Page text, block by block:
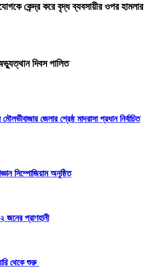
কেন্দ্র করে বৃদ্ধ ব্যবসায়ীর ওপর হামলার
দিবস পালিত
জেলার শ্রেষ্ঠ মাদরাসা প্রধান নির্বাচিত
সিম্পোজিয়াম অনুষ্ঠিত
জনের প্রাণহানী
থেকে শুরু